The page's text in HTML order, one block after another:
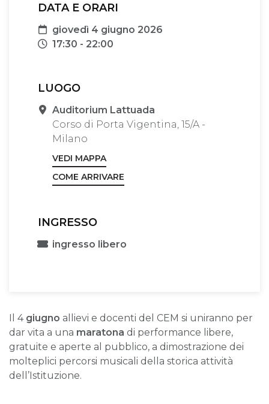
DATA E ORARI
Data
giovedì 4 giugno 2026
Orari
17:30 - 22:00
LUOGO
Sede
Auditorium Lattuada
Corso di Porta Vigentina, 15/A -
Milano
VEDI MAPPA
COME ARRIVARE
INGRESSO
ingresso libero
Il 4giugno allievi e docenti del CEM si uniranno per
dar vita a una maratona di performance libere,
gratuite e aperte al pubblico, a dimostrazione dei
molteplici percorsi musicali della storica attività
dell’Istituzione.